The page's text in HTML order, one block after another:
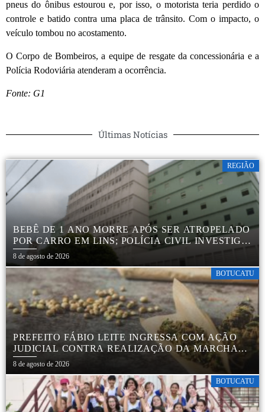
pneus do ônibus estourou e, por isso, o motorista teria perdido o
controle e batido contra uma placa de trânsito. Com o impacto, o
veículo tombou no acostamento.
O Corpo de Bombeiros, a equipe de resgate da concessionária e a
Polícia Rodoviária atenderam a ocorrência.
Fonte: G1
Últimas Notícias
REGIÃO
BEBÊ DE 1 ANO MORRE APÓS SER ATROPELADO
POR CARRO EM LINS; POLÍCIA CIVIL INVESTIGA
ACIDENTE
8 de agosto de 2026
BOTUCATU
PREFEITO FÁBIO LEITE INGRESSA COM AÇÃO
JUDICIAL CONTRA REALIZAÇÃO DA MARCHA
DA MACONHA EM BOTUCATU
8 de agosto de 2026
BOTUCATU